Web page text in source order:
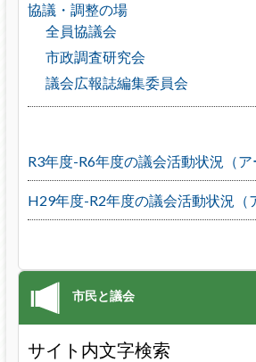
協議・調整の場
全員協議会
市政調査研究会
議会広報誌編集委員会
R3年度-R6年度の議会活動状況（ア
H29年度-R2年度の議会活動状況（
サイト内文字検索